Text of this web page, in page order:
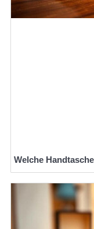
Welche